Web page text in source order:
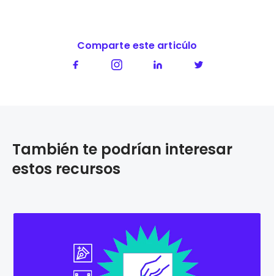
Comparte este articúlo
También te podrían interesar
estos recursos